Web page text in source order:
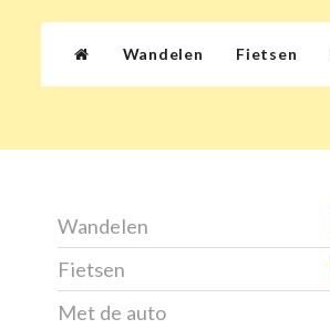
Wandelen Fietsen
Wandelen
Fietsen
Met de auto